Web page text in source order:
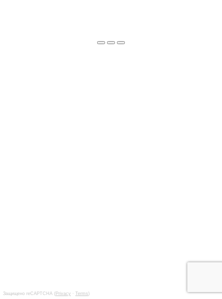
Защищено reCAPTCHA ( Privacy · Terms)